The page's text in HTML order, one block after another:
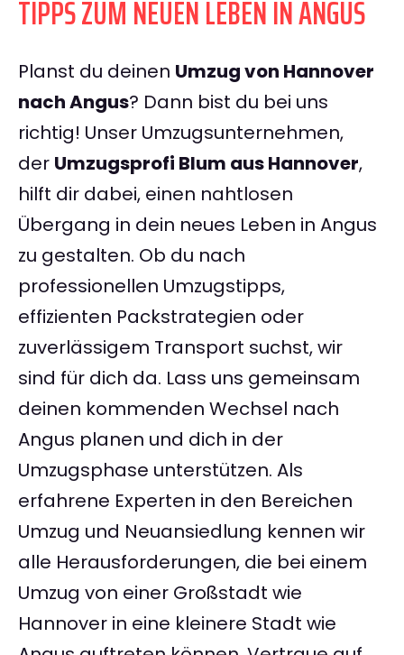
TIPPS ZUM NEUEN LEBEN IN ANGUS
Planst du deinen Umzug von Hannover
nach Angus? Dann bist du bei uns
richtig! Unser Umzugsunternehmen,
der Umzugsprofi Blum aus Hannover,
hilft dir dabei, einen nahtlosen
Übergang in dein neues Leben in Angus
zu gestalten. Ob du nach
professionellen Umzugstipps,
effizienten Packstrategien oder
zuverlässigem Transport suchst, wir
sind für dich da. Lass uns gemeinsam
deinen kommenden Wechsel nach
Angus planen und dich in der
Umzugsphase unterstützen. Als
erfahrene Experten in den Bereichen
Umzug und Neuansiedlung kennen wir
alle Herausforderungen, die bei einem
Umzug von einer Großstadt wie
Hannover in eine kleinere Stadt wie